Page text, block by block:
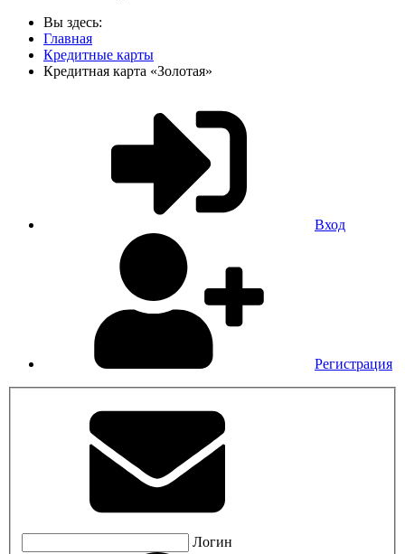
Вы здесь:
Главная
Кредитные карты
Кредитная карта «Золотая»
Вход
Регистрация
Логин